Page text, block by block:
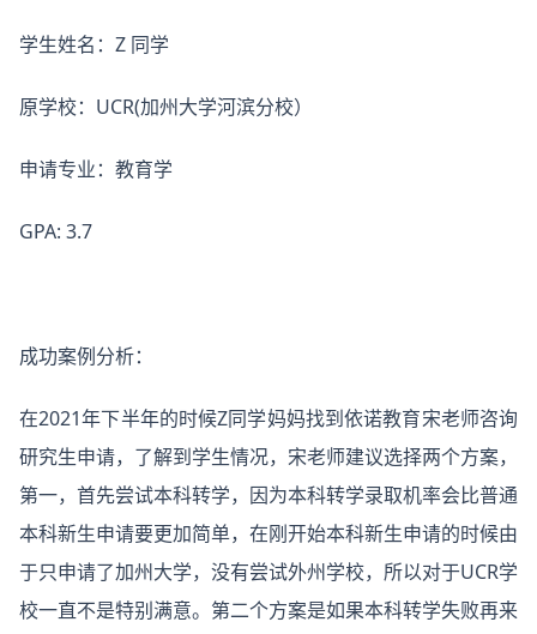
学生姓名：Z 同学
原学校：UCR(加州大学河滨分校）
申请专业：教育学
GPA: 3.7
成功案例分析：
在2021年下半年的时候Z同学妈妈找到依诺教育宋老师咨询
研究生申请，了解到学生情况，宋老师建议选择两个方案，
第一，首先尝试本科转学，因为本科转学录取机率会比普通
本科新生申请要更加简单，在刚开始本科新生申请的时候由
于只申请了加州大学，没有尝试外州学校，所以对于UCR学
校一直不是特别满意。第二个方案是如果本科转学失败再来